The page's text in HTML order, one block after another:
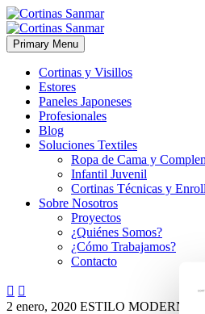
Primary Menu
Cortinas y Visillos
Estores
Paneles Japoneses
Profesionales
Blog
Soluciones Textiles
Ropa de Cama y
Infantil Juvenil
Cortinas Técnicas y
Sobre Nosotros
Proyectos
¿Quiénes Somos?
¿Cómo Trabajamos?
Contacto
 
2 enero, 2020 ESTILO MODERNO